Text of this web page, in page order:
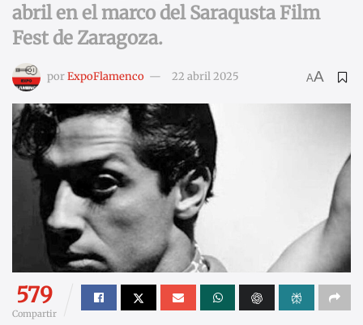
abril en el marco del Saraqusta Film
Fest de Zaragoza.
porExpoFlamenco 22 abril 2025 AA
579
Compartir